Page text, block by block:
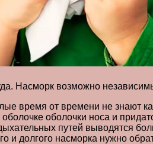
Насморк возможно
время от времени не знают
оболочки носа и
путей выводятся
и долгого насморка нужно